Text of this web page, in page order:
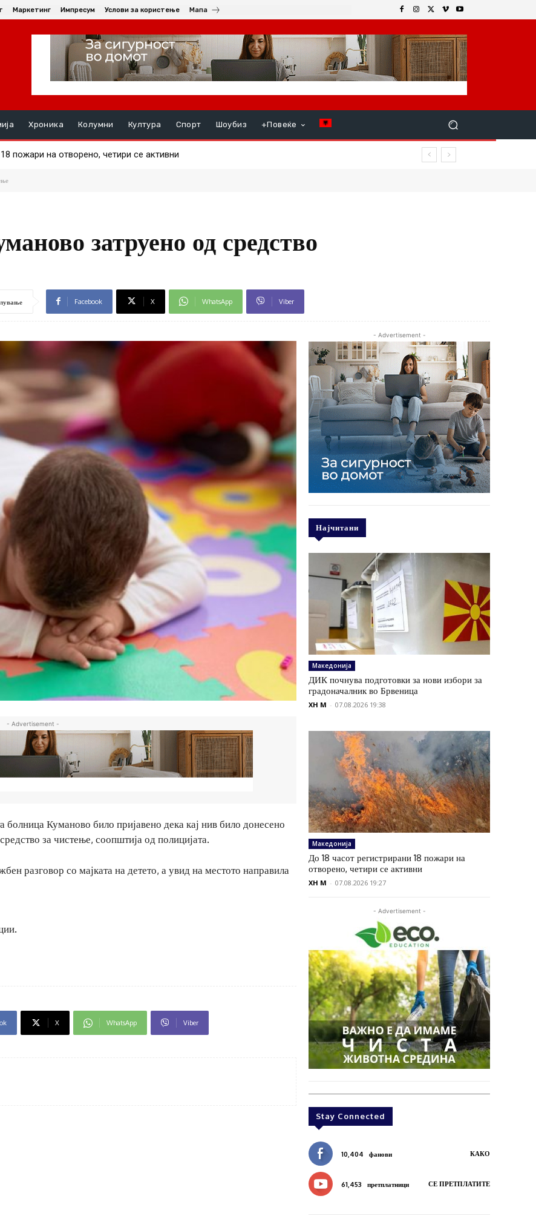
Маркетинг Импресум Услови за користење Мапа
Хроника Колумни Култура Спорт Шоубиз +Повеќе
на отворено, четири се активни
уапсен во Кратово – возел без да има положено
затруено од средство
Facebook X WhatsApp Viber
- Advertisement -
Куманово било пријавено дека кај нив било донесено
за чистење, соопштија од полицијата.
разговор со мајката на детето, а увид на местото направила
X WhatsApp Viber
- Advertisement -
Најчитани
Македонија
ДИК почнува подготовки за нови избори за
градоначалник во Брвеница
XH M - 07.08.2026 19:38
Македонија
До 18 часот регистрирани 18 пожари на
отворено, четири се активни
XH M - 07.08.2026 19:27
- Advertisement -
Stay Connected
10,404 фанови КАКО
61,453 претплатници СЕ ПРЕТПЛАТИТЕ